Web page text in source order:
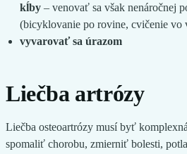
kĺby – venovať sa však nenáročnej
(bicyklovanie po rovine, cvičenie vo
vyvarovať sa úrazom
Liečba artrózy
Liečba osteoartrózy musí byť
spomaliť chorobu, zmierniť bolesti,